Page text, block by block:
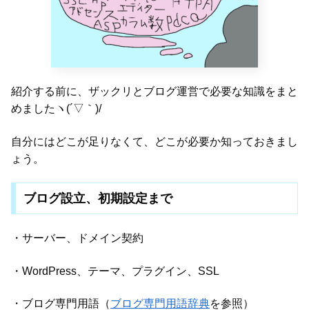
紹介する前に、ザックリとブログ運営で必要な知識をまと
めましたヽ(´▽｀)/
自分にはどこが足りなくて、どこが必要か知っておきまし
ょう。
ブログ設立、初期設定まで
・サーバー、ドメイン契約
・WordPress、テーマ、プラグイン、SSL
・ブログ専門用語（ブログ専門用語辞典を参照）